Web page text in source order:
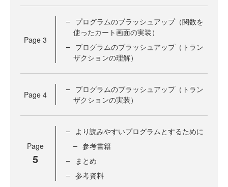
Page 3
プログラムのブラッシュアップ（関数を
使ったカート画面の実装）
プログラムのブラッシュアップ（トラン
ザクションの理解）
Page 4
プログラムのブラッシュアップ（トラン
ザクションの実装）
Page
5
より読みやすいプログラムとするために
参考書籍
まとめ
参考資料